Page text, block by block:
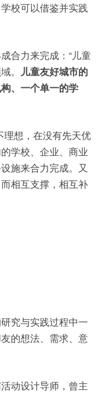
校可以借鉴并实践
合力来完成：“儿童
。 儿童友好城市的
、一个单一的学
理想，在没有先天优
学校、企业、商业
施来合力完成。又
相互支撑，相互补
究与实践过程中一
的想法、需求、意
动设计导师，曾主